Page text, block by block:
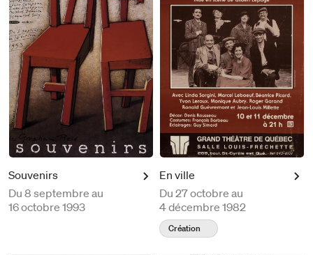
Souvenirs
Du 8 septembre au
16 octobre 1993
En ville
Du 27 octobre au
4 décembre 1982
Création